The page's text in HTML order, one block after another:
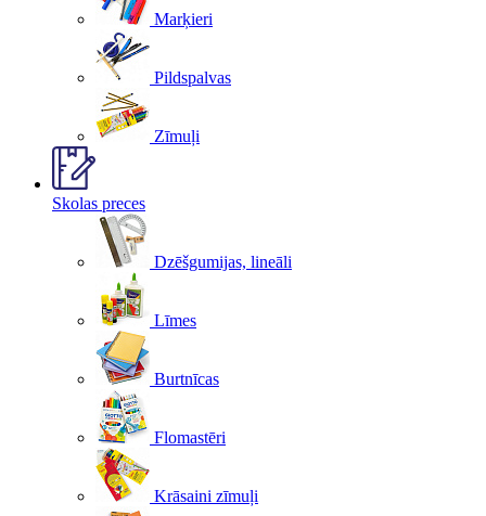
Marķieri
Pildspalvas
Zīmuļi
Skolas preces
Dzēšgumijas, lineāli
Līmes
Burtnīcas
Flomastēri
Krāsaini zīmuļi